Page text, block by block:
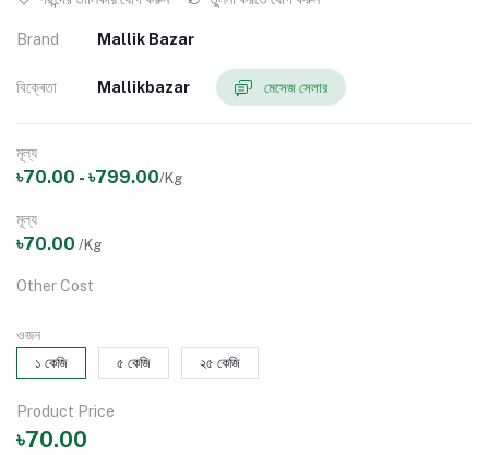
Brand Mallik Bazar
বিক্ৰেতা Mallikbazar মেসেজ সেলার
মূল্য
৳70.00 - ৳799.00/Kg
মূল্য
৳70.00 /Kg
Other Cost
ওজন
১ কেজি ৫ কেজি ২৫ কেজি
Product Price
৳70.00